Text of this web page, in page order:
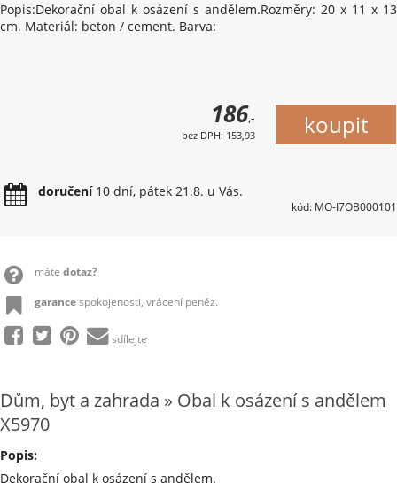
Popis:Dekorační obal k osázení s andělem.Rozměry: 20 x 11 x 13
cm. Materiál: beton / cement. Barva:
186,-
bez DPH: 153,93
doručení10 dní, pátek 21.8. u Vás.
kód: MO-I7OB000101
máte dotaz?
garancespokojenosti, vrácení peněz.
sdílejte
Dům, byt a zahrada » Obal k osázení s andělem
X5970
Popis:
Dekorační obal k osázení s andělem.